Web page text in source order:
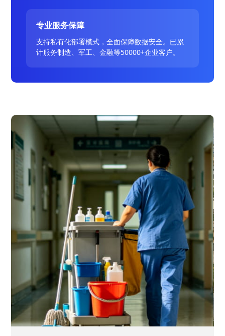
专业服务保障
支持私有化部署模式，全面保障数据安全。已累
计服务制造、军工、金融等50000+企业客户。